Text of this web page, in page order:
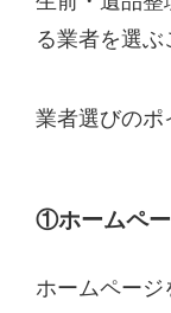
る業者を選ぶ
業者選びのポ
①ホームペ
ホームページ